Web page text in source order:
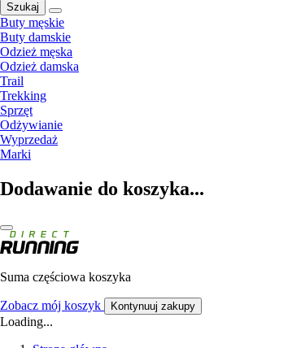
Szukaj
Buty męskie
Buty damskie
Odzież męska
Odzież damska
Trail
Trekking
Sprzęt
Odżywianie
Wyprzedaż
Marki
Dodawanie do koszyka...
Suma częściowa koszyka
Zobacz mój koszyk Kontynuuj zakupy
Loading...